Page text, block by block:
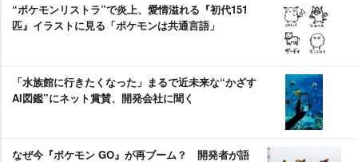
“ポケモンリストラ”で炎上、愛情溢れる『初代151
匹』イラストに見る「ポケモンは共通言語」
「水族館に行きたくなった」まるで近未来な“かざす
AI図鑑”にネット賞賛、開発会社に聞く
なぜ今『ポケモン GO』が再ブーム？ 開発者が語